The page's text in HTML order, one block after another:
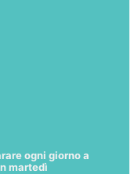
ogni giorno a
martedì